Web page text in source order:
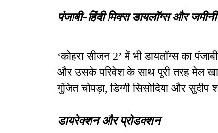
पंजाबी-हिंदी मिक्स डायलॉग्स और
‘कोहरा सीजन 2’ में भी डायलॉग्स का
और उसके परिवेश के साथ पूरी तरह मेल
गुंजित चोपड़ा, डिग्गी सिसोदिया और सुदीप
डायरेक्शन और प्रोडक्शन